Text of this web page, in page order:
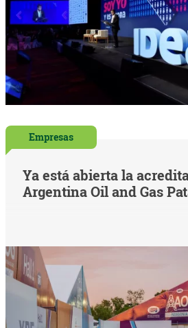
Empresas
Ya está abierta la
Argentina Oil and Gas